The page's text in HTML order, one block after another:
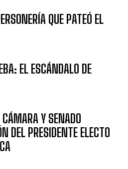
QUE PATEÓ EL
EL ESCÁNDALO DE
Y SENADO
DEL PRESIDENTE ELECTO